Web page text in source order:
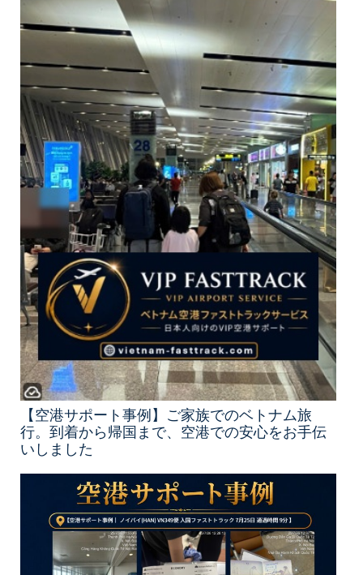
【空港サポート事例】ご家族でのベトナム旅
行。到着から帰国まで、空港での安心をお手伝
いしました